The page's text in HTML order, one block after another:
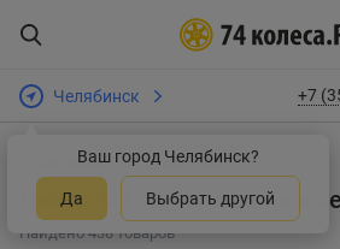
Челябинск
Ваш город Челябинск?
Да Выбрать другой
+7
Интернет-магазин шин и дисков
Поиск дисков по параметрам:
Диски 6x139.7 в Челябинске
Найдено 438 товаров